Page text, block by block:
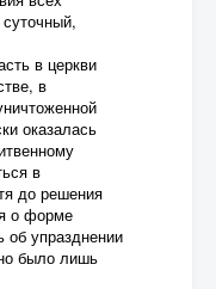
в церкви
в
оказалась
в
до решения
о форме
об упразднении
было лишь